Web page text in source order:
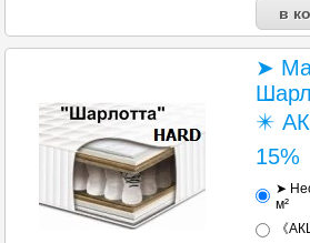
➤
✴️
15%
➤
м²
《